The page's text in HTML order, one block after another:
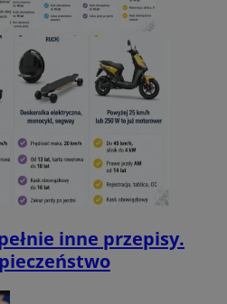
inne przepisy.